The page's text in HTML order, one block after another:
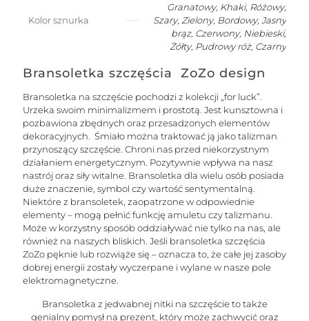
Kolor sznurka
Granatowy, Khaki, Różowy,
Szary, Zielony, Bordowy, Jasny
brąz, Czerwony, Niebieski,
Żółty, Pudrowy róż, Czarny
Bransoletka szczęścia ZoZo design
Bransoletka na szczęście pochodzi z kolekcji „for luck”.
Urzeka swoim minimalizmem i prostotą. Jest kunsztowna i
pozbawiona zbędnych oraz przesadzonych elementów
dekoracyjnych. Śmiało można traktować ją jako talizman
przynoszący szczęście. Chroni nas przed niekorzystnym
działaniem energetycznym. Pozytywnie wpływa na nasz
nastrój oraz siły witalne. Bransoletka dla wielu osób posiada
duże znaczenie, symbol czy wartość sentymentalną.
Niektóre z bransoletek, zaopatrzone w odpowiednie
elementy – mogą pełnić funkcję amuletu czy talizmanu.
Może w korzystny sposób oddziaływać nie tylko na nas, ale
również na naszych bliskich. Jeśli bransoletka szczęścia
ZoZo pęknie lub rozwiąże się – oznacza to, że całe jej zasoby
dobrej energii zostały wyczerpane i wylane w nasze pole
elektromagnetyczne.
Bransoletka z jedwabnej nitki na szczęście to także
genialny pomysł na prezent, który może zachwycić oraz